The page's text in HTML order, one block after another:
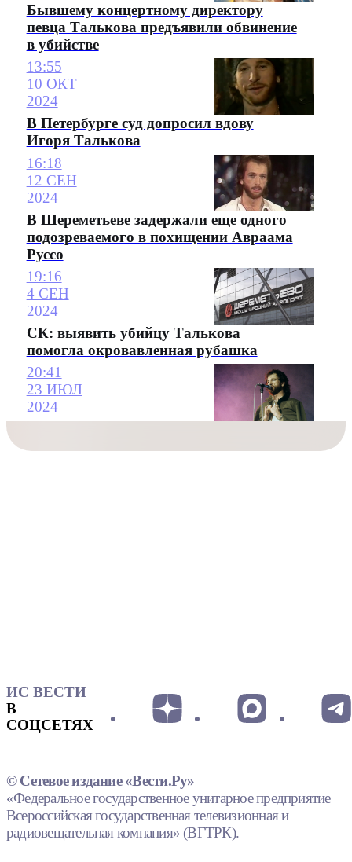
Бывшему концертному директору
певца Талькова предъявили обвинение
в убийстве
13:55
10 ОКТ
2024
В Петербурге суд допросил вдову
Игоря Талькова
16:18
12 СЕН
2024
В Шереметьеве задержали еще одного
подозреваемого в похищении Авраама
Руссо
19:16
4 СЕН
2024
СК: выявить убийцу Талькова
помогла окровавленная рубашка
20:41
23 ИЮЛ
2024
ИС ВЕСТИ
В
СОЦСЕТЯХ
© Сетевое издание «Вести.Ру»
«Федеральное государственное унитарное предприятие
Всероссийская государственная телевизионная и
радиовещательная компания» (ВГТРК).